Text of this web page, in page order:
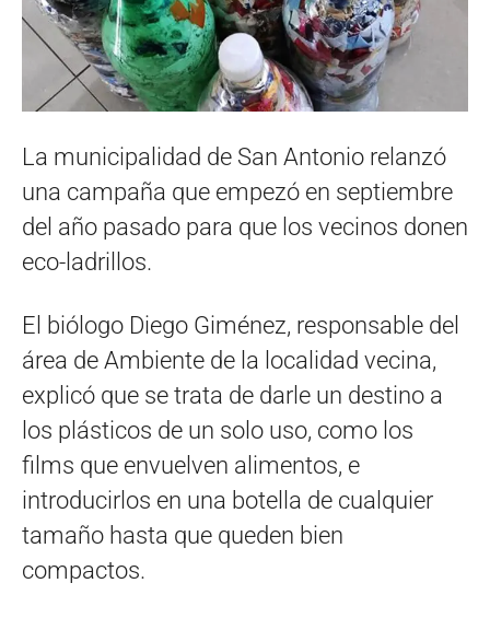
La municipalidad de San Antonio relanzó
una campaña que empezó en septiembre
del año pasado para que los vecinos donen
eco-ladrillos.
El biólogo Diego Giménez, responsable del
área de Ambiente de la localidad vecina,
explicó que se trata de darle un destino a
los plásticos de un solo uso, como los
films que envuelven alimentos, e
introducirlos en una botella de cualquier
tamaño hasta que queden bien
compactos.